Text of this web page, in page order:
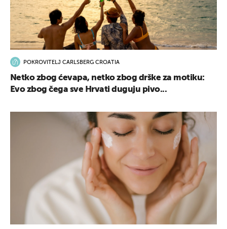
POKROVITELJ CARLSBERG CROATIA
Netko zbog ćevapa, netko zbog drške za motiku:
Evo zbog čega sve Hrvati duguju pivo...